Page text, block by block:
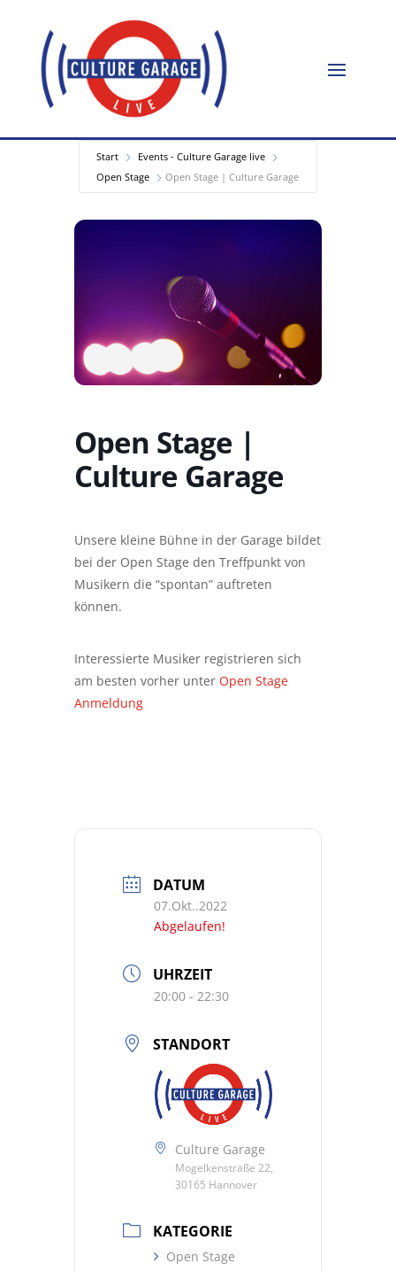
Start
Events - Culture Garage live
Open Stage
Open Stage | Culture Garage
Open Stage |
Culture Garage
Unsere kleine Bühne in der Garage bildet
bei der Open Stage den Treffpunkt von
Musikern die “spontan” auftreten
können.
Interessierte Musiker registrieren sich
am besten vorher unter Open Stage
Anmeldung
DATUM
07.Okt..2022
Abgelaufen!
UHRZEIT
20:00 - 22:30
STANDORT
Culture Garage
Mogelkenstraße 22,
30165 Hannover
KATEGORIE
Open Stage